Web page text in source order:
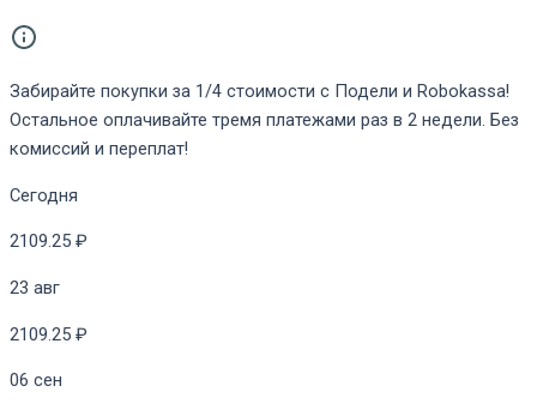
Забирайте покупки за 1/4 стоимости с Подели и Robokassa!
Остальное оплачивайте тремя платежами раз в 2 недели. Без
комиссий и переплат!
Сегодня
2109.25 ₽
23 авг
2109.25 ₽
06 сен